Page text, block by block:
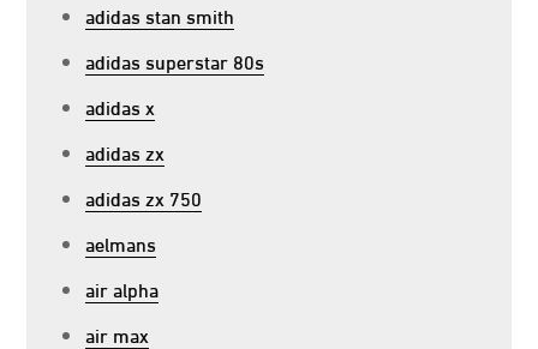
adidas stan smith
adidas superstar 80s
adidas x
adidas zx
adidas zx 750
aelmans
air alpha
air max